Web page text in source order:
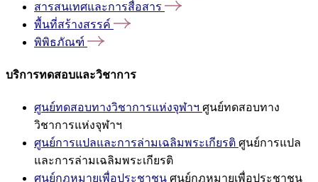
สารสนเทศและการสื่อสาร
พื้นที่สร้างสรรค์
พิพิธภัณฑ์
บริการทดสอบและวิชาการ
ศูนย์ทดสอบทางวิชาการแห่งจุฬาฯ ศูนย์ทดสอบทาง
วิชาการแห่งจุฬาฯ
ศูนย์การแปลและการล่ามเฉลิมพระเกียรติ ศูนย์การแปล
และการล่ามเฉลิมพระเกียรติ
ศูนย์กฎหมายเพื่อประชาชน ศูนย์กฎหมายเพื่อประชาชน